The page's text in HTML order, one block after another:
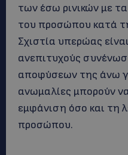
των έσω ρινικών με
του προσώπου κατά
Σχιστία υπερώας
ανεπιτυχούς
αποφύσεων της άνω
ανωμαλίες μπορούν
εμφάνιση όσο και τη
προσώπου.